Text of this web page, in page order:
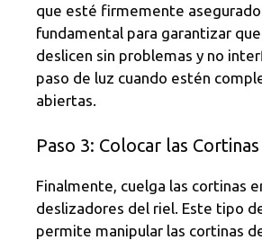
que esté firmemente
fundamental para garantizar
deslicen sin problemas y no
paso de luz cuando estén
abiertas.
Paso 3: Colocar las Cortinas
Finalmente, cuelga las cortinas
deslizadores del riel. Este tipo
permite manipular las cortinas